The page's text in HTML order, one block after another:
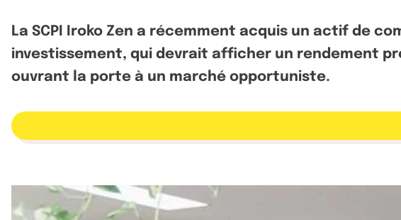
La SCPI Iroko Zen a récemment acquis un actif de
investissement, qui devrait afficher un rendement
ouvrant la porte à un marché opportuniste.